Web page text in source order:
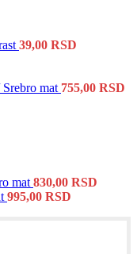
39,00 RSD
mat 755,00 RSD
mat 830,00 RSD
995,00 RSD